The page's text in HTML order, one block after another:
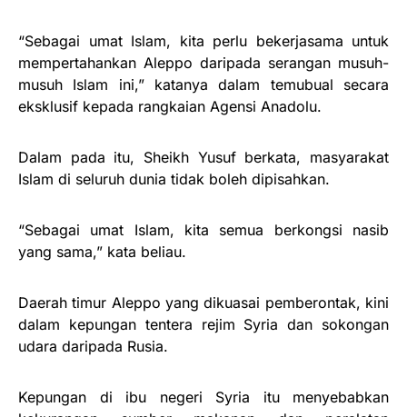
“Sebagai umat Islam, kita perlu bekerjasama untuk
mempertahankan Aleppo daripada serangan musuh-
musuh Islam ini,” katanya dalam temubual secara
eksklusif kepada rangkaian Agensi Anadolu.
Dalam pada itu, Sheikh Yusuf berkata, masyarakat
Islam di seluruh dunia tidak boleh dipisahkan.
“Sebagai umat Islam, kita semua berkongsi nasib
yang sama,” kata beliau.
Daerah timur Aleppo yang dikuasai pemberontak, kini
dalam kepungan tentera rejim Syria dan sokongan
udara daripada Rusia.
Kepungan di ibu negeri Syria itu menyebabkan